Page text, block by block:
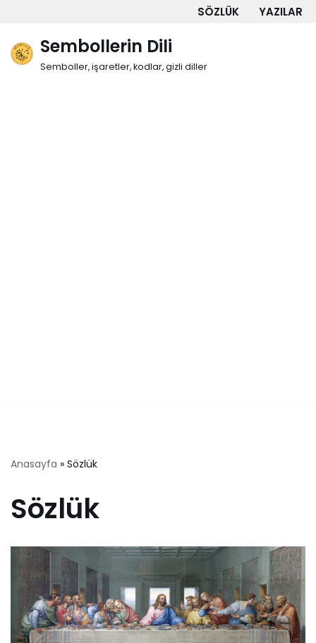
İçeriğe
geç
SÖZLÜK YAZILAR
Sembollerin Dili
Semboller, işaretler, kodlar, gizli diller
Anasayfa » Sözlük
Sözlük